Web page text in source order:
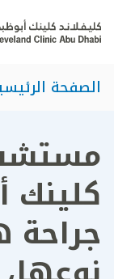
الصفحة
كلينك